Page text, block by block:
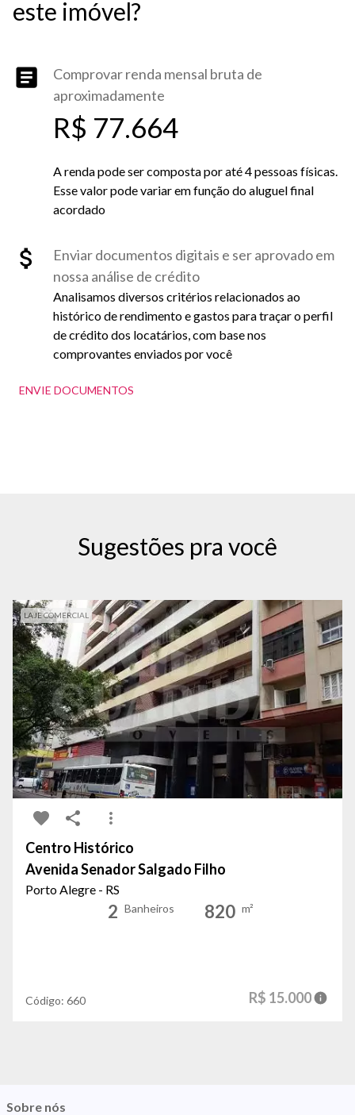
este imóvel?
Comprovar renda mensal bruta de
aproximadamente
R$ 77.664
A renda pode ser composta por até 4 pessoas físicas.
Esse valor pode variar em função do aluguel final
acordado
Enviar documentos digitais e ser aprovado em
nossa análise de crédito
Analisamos diversos critérios relacionados ao
histórico de rendimento e gastos para traçar o perfil
de crédito dos locatários, com base nos
comprovantes enviados por você
ENVIE DOCUMENTOS
Sugestões pra você
LAJE COMERCIAL
Centro Histórico
Avenida Senador Salgado Filho
Porto Alegre - RS
2 Banheiros 820 m²
Código: 660 R$ 15.000
Sobre nós